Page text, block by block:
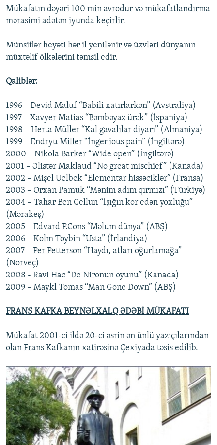
Mükafatın dəyəri 100 min avrodur və mükafatlandırma
mərasimi adətən iyunda keçirlir.
Münsiflər heyəti hər il yenilənir və üzvləri dünyanın
müxtəlif ölkələrini təmsil edir.
Qaliblər:
1996 – Devid Maluf “Babili xatırlarkən” (Avstraliya)
1997 – Xavyer Matias “Bəmbəyaz ürək” (İspaniya)
1998 – Herta Müller “Kal gavalılar diyarı” (Almaniya)
1999 – Endryu Miller “İngenious pain” (İngiltərə)
2000 – Nikola Barker “Wide open” (İngiltərə)
2001 – Əlistər Maklaud “No great mischief” (Kanada)
2002 – Mişel Uelbek “Elementar hissəciklər” (Fransa)
2003 – Orxan Pamuk “Mənim adım qırmızı” (Türkiyə)
2004 – Tahar Ben Cellun “İşığın kor edən yoxluğu”
(Mərakeş)
2005 – Edvard P.Cons “Məlum dünya” (ABŞ)
2006 – Kolm Toybin “Usta” (İrlandiya)
2007 – Per Petterson “Haydı, atları oğurlamağa”
(Norveç)
2008 - Ravi Hac “De Nironun oyunu” (Kanada)
2009 – Maykl Tomas “Man Gone Down” (ABŞ)
FRANS KAFKA BEYNƏLXALQ ƏDƏBİ MÜKAFATI
Mükafat 2001-ci ildə 20-ci əsrin ən ünlü yazıçılarından
olan Frans Kafkanın xatirəsinə Çexiyada təsis edilib.